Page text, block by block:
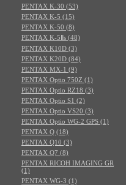
PENTAX K-30 (53)
PENTAX K-5 (15)
PENTAX K-50 (8)
PENTAX K-5Ⅱs (48)
PENTAX K10D (3)
PENTAX K20D (84)
PENTAX MX-1 (9)
PENTAX Optio 750Z (1)
PENTAX Optio RZ18 (3)
PENTAX Optio S1 (2)
PENTAX Optio VS20 (3)
PENTAX Optio WG-2 GPS (1)
PENTAX Q (18)
PENTAX Q10 (3)
PENTAX Q7 (8)
PENTAX RICOH IMAGING GR
(1)
PENTAX WG-3 (1)